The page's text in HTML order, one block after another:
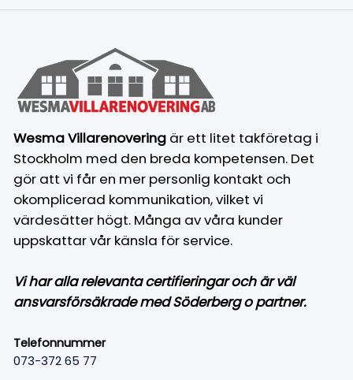
Wesma Villarenoveringär ett litet takföretag i
Stockholm med den breda kompetensen. Det
gör att vi får en mer personlig kontakt och
okomplicerad kommunikation, vilket vi
värdesätter högt. Många av våra kunder
uppskattar vår känsla för service.
Vi har alla relevanta certifieringar och är väl
ansvarsförsäkrade med Söderberg o partner.
Telefonnummer
073-372 65 77